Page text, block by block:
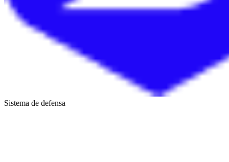
Sistema de defensa